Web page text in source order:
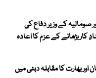
صومالیہ کے وزیر دفاع کی
کار بڑھانے کے عزم کا اعادہ
2026، پاکستان اور بھارت کا مقابلہ دبئی میں